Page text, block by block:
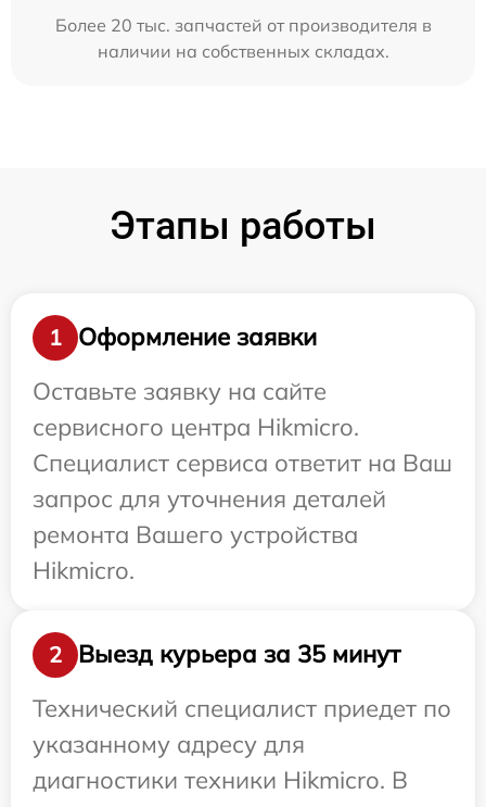
Более 20 тыс. запчастей от производителя в
наличии на собственных складах.
Этапы работы
1
Оформление заявки
Оставьте заявку на сайте
сервисного центра Hikmicro.
Специалист сервиса ответит на Ваш
запрос для уточнения деталей
ремонта Вашего устройства
Hikmicro.
2
Выезд курьера за 35 минут
Технический специалист приедет по
указанному адресу для
диагностики техники Hikmicro. В